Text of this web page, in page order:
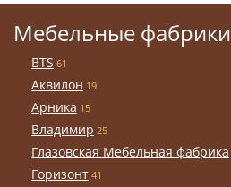
Мебельные фабрики
BTS 61
Аквилон 19
Арника 15
Владимир 25
Глазовская Мебельная фабрика
Горизонт 41